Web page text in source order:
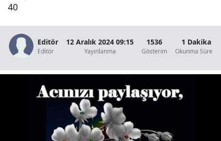
Çanakkale
Çankırı
Çorum
Denizli
Diyarbakır
40
Editör
Editör
12 Aralık 2024 09:15
Yayınlanma
1536
Gösterim
1 Dakika
Okunma Süresi